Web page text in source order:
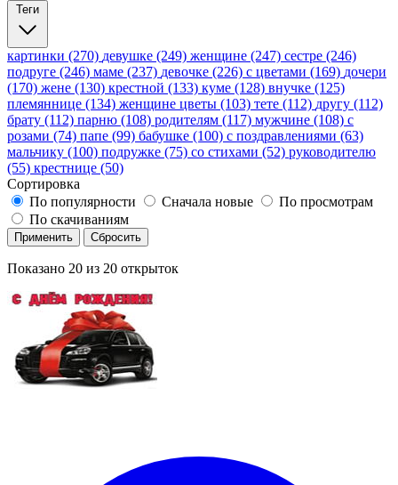
Теги
картинки (270) девушке (249) женщине (247) сестре (246)
подруге (246) маме (237) девочке (226) с цветами (169) дочери
(170) жене (130) крестной (133) куме (128) внучке (125)
племяннице (134) женщине цветы (103) тете (112) другу (112)
брату (112) парню (108) родителям (117) мужчине (108) с
розами (74) папе (99) бабушке (100) с поздравлениями (63)
мальчику (100) подружке (75) со стихами (52) руководителю
(55) крестнице (50)
Сортировка
По популярности
Сначала новые
По просмотрам
По скачиваниям
Применить Сбросить
Показано 20 из 20 открыток